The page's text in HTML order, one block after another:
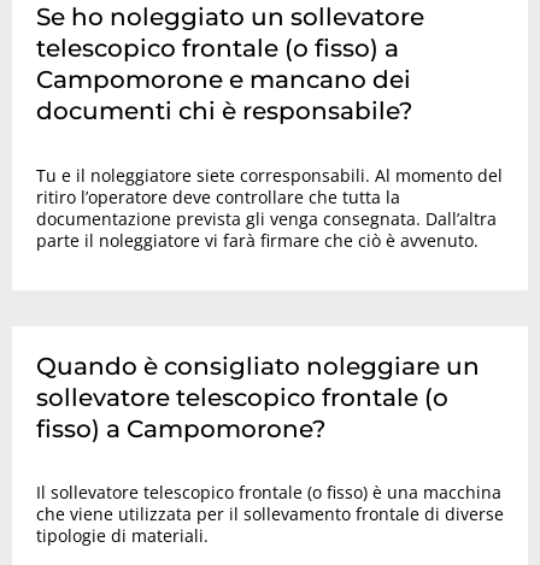
Se ho noleggiato un sollevatore
telescopico frontale (o fisso) a
Campomorone e mancano dei
documenti chi è responsabile?
Tu e il noleggiatore siete corresponsabili. Al momento del
ritiro l’operatore deve controllare che tutta la
documentazione prevista gli venga consegnata. Dall’altra
parte il noleggiatore vi farà firmare che ciò è avvenuto.
Quando è consigliato noleggiare un
sollevatore telescopico frontale (o
fisso) a Campomorone?
Il sollevatore telescopico frontale (o fisso) è una macchina
che viene utilizzata per il sollevamento frontale di diverse
tipologie di materiali.